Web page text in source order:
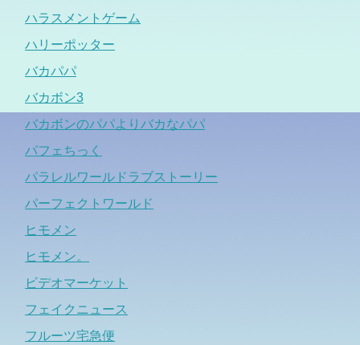
ハラスメントゲーム
ハリーポッター
バカパパ
バカボン3
バカボンのパパよりバカなパパ
パフェちっく
パラレルワールドラブストーリー
パーフェクトワールド
ヒモメン
ヒモメン。
ビデオマーケット
フェイクニュース
フルーツ宅急便